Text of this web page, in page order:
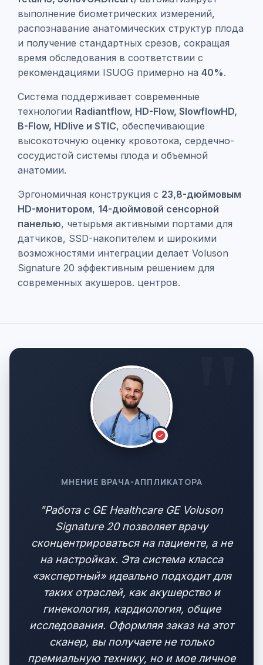
выполнение биометрических измерений,
распознавание анатомических структур плода
и получение стандартных срезов, сокращая
время обследования в соответствии с
рекомендациями ISUOG примерно на 40%.
Система поддерживает современные
технологии Radiantflow, HD-Flow, SlowflowHD,
B-Flow, HDlive и STIC, обеспечивающие
высокоточную оценку кровотока, сердечно-
сосудистой системы плода и объемной
анатомии.
Эргономичная конструкция с 23,8-дюймовым
HD-монитором, 14-дюймовой сенсорной
панелью, четырьмя активными портами для
датчиков, SSD-накопителем и широкими
возможностями интеграции делает Voluson
Signature 20 эффективным решением для
современных акушеров. центров.
МНЕНИЕ ВРАЧА-АППЛИКАТОРА
"Работа с GE Healthcare GE Voluson
Signature 20 позволяет врачу
сконцентрироваться на пациенте, а не
на настройках. Эта система класса
«экспертный» идеально подходит для
таких отраслей, как акушерство и
гинекология, кардиология, общие
исследования. Оформляя заказ на этот
сканер, вы получаете не только
премиальную технику, но и мое личное